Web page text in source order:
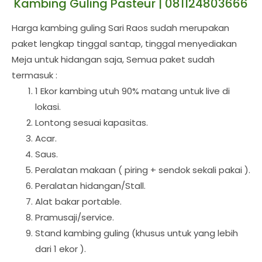
Harga kambing guling Sari Raos sudah merupakan
paket lengkap tinggal santap, tinggal menyediakan
Meja untuk hidangan saja, Semua paket sudah
termasuk :
1 Ekor kambing utuh 90% matang untuk live di
lokasi.
Lontong sesuai kapasitas.
Acar.
Saus.
Peralatan makaan ( piring + sendok sekali pakai ).
Peralatan hidangan/Stall.
Alat bakar portable.
Pramusaji/service.
Stand kambing guling (khusus untuk yang lebih
dari 1 ekor ).